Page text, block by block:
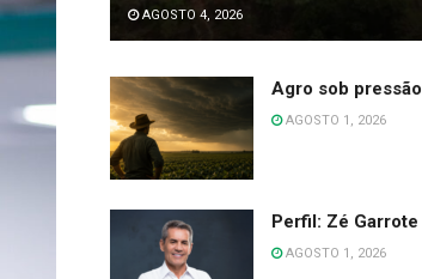
AGOSTO 4, 2026
Agro sob pressão
AGOSTO 1, 2026
Perfil: Zé Garrote
AGOSTO 1, 2026